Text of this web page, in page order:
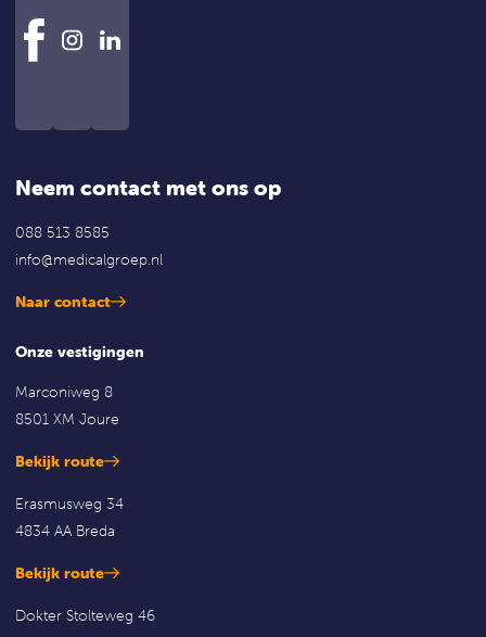
Neem contact met ons op
088 513 8585
info@medicalgroep.nl
Naar contact
Onze vestigingen
Marconiweg 8
8501 XM Joure
Bekijk route
Erasmusweg 34
4834 AA Breda
Bekijk route
Dokter Stolteweg 46